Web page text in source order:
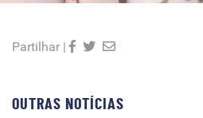
Partilhar |
OUTRAS NOTÍCIAS